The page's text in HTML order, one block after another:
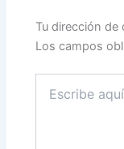
Tu dirección de
Los campos
aquí...